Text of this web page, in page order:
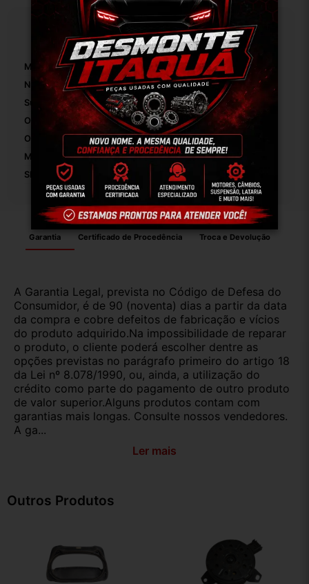
Especificações
Marca: Volkswagen
Número De Peça:
Suportes De Radiador Incluídos:
Origem:
OEM:
Modelo: Gol G3 G4
SKU:
Garantia Certificado de Procedência Troca e Devolução
A Garantia Legal, prevista no Código de Defesa do
Consumidor, é de 90 (noventa) dias a partir da data
da compra e cobre defeitos de fabricação e vícios
do produto adquirido.Na impossibilidade de reparar
o produto, o cliente poderá escolher dentre as
opções previstas no parágrafo primeiro do artigo 18
da Lei nº 8.078/1990, ou, ainda, a utilização do
crédito como parte do pagamento de outro produto
de valor superior.Alguns produtos contam com
garantias mais longas. Consulte nossos vendedores.
A ga...
Ler mais
Outros Produtos